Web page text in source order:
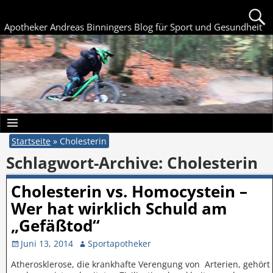
Apotheker Andreas Binningers Blog für Sport und Gesundheit
Startseite » Cholesterin
Schlagwort-Archive: Cholesterin
Cholesterin vs. Homocystein –
Wer hat wirklich Schuld am
„Gefäßtod“
Juni 13, 2014
Sportapotheker
Atherosklerose, die krankhafte Verengung von Arterien, gehört